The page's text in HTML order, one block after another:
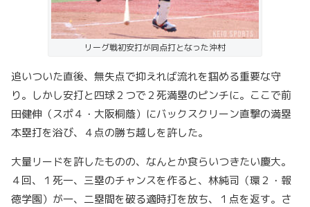
リーグ戦初安打が同点打となった沖村
追いついた直後、無失点で抑えれば流れを掴める重要な守
り。しかし安打と四球２つで２死満塁のピンチに。ここで前
田健伸（スポ４・大阪桐蔭）にバックスクリーン直撃の満塁
本塁打を浴び、４点の勝ち越しを許した。
大量リードを許したものの、なんとか食らいつきたい慶大。
４回、１死一、三塁のチャンスを作ると、林純司（環２・報
徳学園）が一、二塁間を破る適時打を放ち、１点を返す。さ